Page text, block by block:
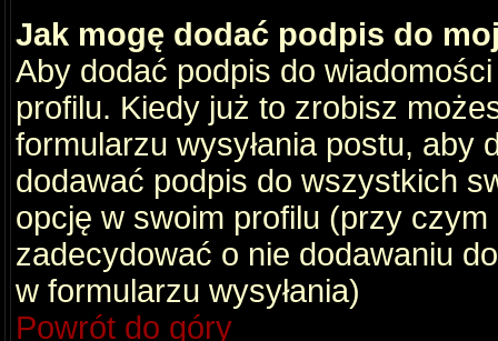
Jak mogę dodać podpis do
Aby dodać podpis do
profilu. Kiedy już to zrobisz
formularzu wysyłania postu,
dodawać podpis do wszystkich
opcję w swoim profilu (przy
zadecydować o nie dodawaniu
w formularzu wysyłania)
Powrót do góry